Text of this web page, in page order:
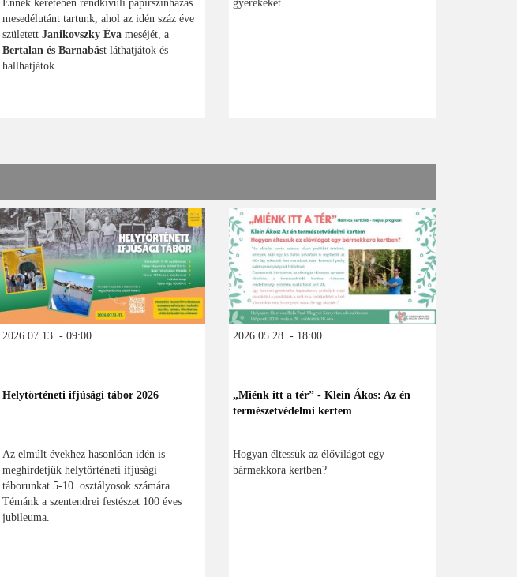
Ennek keretében rendkívüli papírszínházas
mesedélutánt tartunk, ahol az idén száz éve
született Janikovszky Évameséjét, a
Bertalan és Barnabást láthatjátok és
hallhatjátok.
gyerekeket.
2026.07.13. - 09:00
Helytörténeti ifjúsági tábor 2026
Az elmúlt évekhez hasonlóan idén is
meghirdetjük helytörténeti ifjúsági
táborunkat 5-10. osztályosok számára.
Témánk a szentendrei festészet 100 éves
jubileuma.
2026.05.28. - 18:00
„Miénk itt a tér” - Klein Ákos: Az én
természetvédelmi kertem
Hogyan éltessük az élővilágot egy
bármekkora kertben?